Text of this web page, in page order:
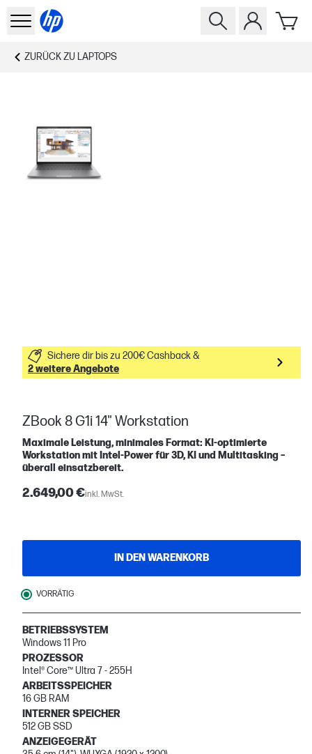
ZURÜCK ZU LAPTOPS
Sichere dir bis zu 200€ Cashback &
2 weitere Angebote
ZBook 8 G1i 14" Workstation
Maximale Leistung, minimales Format: KI-optimierte
Workstation mit Intel-Power für 3D, KI und Multitasking –
überall einsatzbereit.
2.649,00 €inkl. MwSt.
IN DEN WARENKORB
VORRÄTIG
BETRIEBSSYSTEM
Windows 11 Pro
PROZESSOR
Intel® Core™ Ultra 7 - 255H
ARBEITSSPEICHER
16 GB RAM
INTERNER SPEICHER
512 GB SSD
ANZEIGEGERÄT